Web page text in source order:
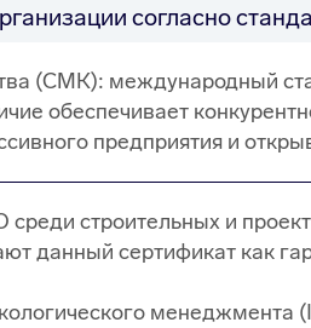
согласно
(СМК): международный
обеспечивает
предприятия и
строительных и
данный сертификат как
менеджмента